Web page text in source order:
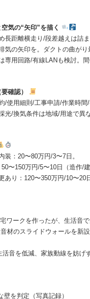
気の“矢印”を描く
長距離横走り/段差越えは詰
の矢印を。ダクトの曲がり
専用回路/有線LANも検討。
確認）
/使用細則/工事申請/作業時
光/換気条件は地域/用途で異
装：20〜80万円/3〜7日。
〜150万円/5〜10日（造作/建
あり：120〜350万円/10〜20
ワークを作ったが、生活音で
材のスライドウォールを新
音を低減、家族動線を妨げ
を判定（写真記録）